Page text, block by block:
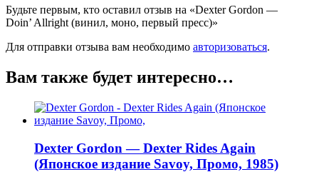
Будьте первым, кто оставил отзыв на «Dexter Gordon —
Doin’ Allright (винил, моно, первый пресс)»
Для отправки отзыва вам необходимо авторизоваться.
Вам также будет интересно…
Dexter Gordon — Dexter Rides Again
(Японское издание Savoy, Промо, 1985)